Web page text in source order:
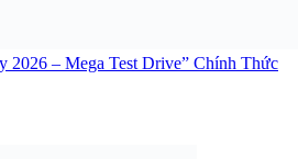
2026 – Mega Test Drive” Chính Thức